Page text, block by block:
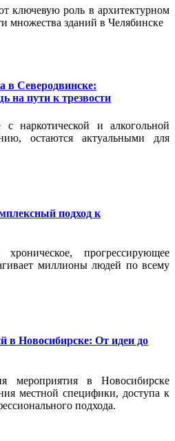
ключевую роль в архитектурном
множества зданий в Челябинске
в Северодвинске:
на пути к трезвости
наркотической и алкогольной
остаются актуальными для
подход к
прогрессирующее
миллионы людей по всему
в Новосибирске: От идеи до
мероприятия в Новосибирске
местной специфики, доступа к
подхода.